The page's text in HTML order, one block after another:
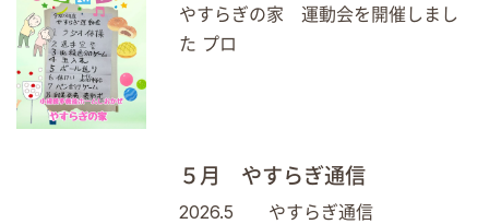
やすらぎの家 運動会を開催しまし
た プロ
５月 やすらぎ通信
2026.5 やすらぎ通信